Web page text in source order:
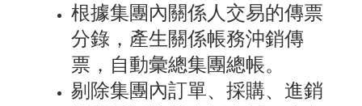
根據集團內關係人交易的傳票
分錄，產生關係帳務沖銷傳
票，自動彙總集團總帳。
剔除集團內訂單、採購、進銷